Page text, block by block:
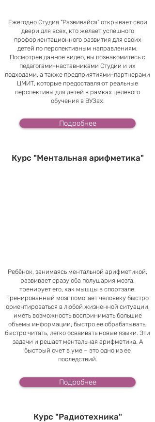
Ежегодно Студия "Развивайся" открывает свои
двери для всех, кто желает успешного
профориентационного развития для своих
детей по перспективным направлениям.
Посмотрев данное видео, вы познакомитесь с
педагогами-наставниками Студии и их
подходами, а также предприятиями-партнерами
ЦМИТ, которые предоставляют реальные
перспективы для детей в рамках целевого
обучения в ВУЗах.
Подробнее
Курс "Ментальная арифметика"
Ребёнок, занимаясь ментальной арифметикой,
развивает сразу оба полушария мозга,
тренирует его, как мышцы в спортзале.
Тренированный мозг помогает человеку быстро
ориентироваться в любой жизненной ситуации,
иметь возможность воспринимать большие
объемы информации, быстро ее обрабатывать,
быстро читать, легко осваивать новые языки. Эти
задачи и решает ментальная арифметика. А
быстрый счет в уме – это одно из ее
последствий.
Подробнее
Курс "Радиотехника"